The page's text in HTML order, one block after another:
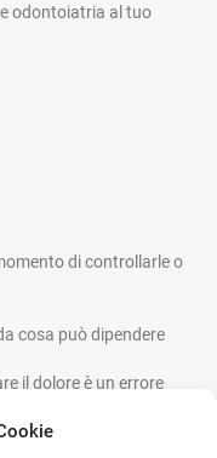
odontoiatria al tuo
di controllarle o
cosa può dipendere
il dolore è un errore